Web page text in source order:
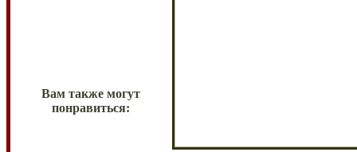
Вам также могут
понравиться: